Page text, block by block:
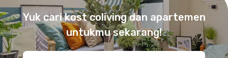
Yuk cari kost coliving dan apartemen
untukmu sekarang!